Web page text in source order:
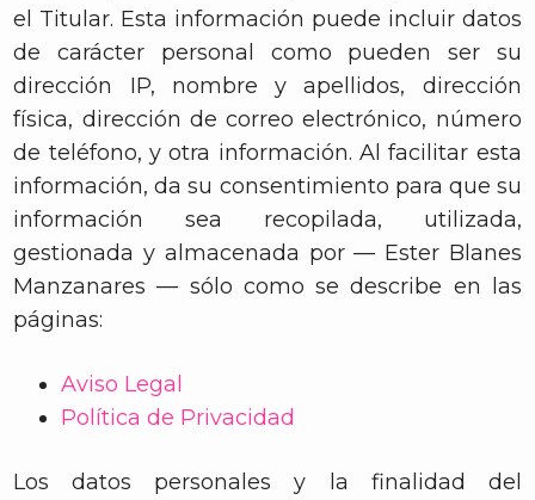
el Titular. Esta información puede incluir datos
de carácter personal como pueden ser su
dirección IP, nombre y apellidos, dirección
física, dirección de correo electrónico, número
de teléfono, y otra información. Al facilitar esta
información, da su consentimiento para que su
información sea recopilada, utilizada,
gestionada y almacenada por — Ester Blanes
Manzanares — sólo como se describe en las
páginas:
Aviso Legal
Política de Privacidad
Los datos personales y la finalidad del